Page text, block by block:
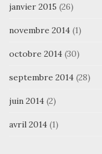
janvier 2015 (26)
novembre 2014 (1)
octobre 2014 (30)
septembre 2014 (28)
juin 2014 (2)
avril 2014 (1)